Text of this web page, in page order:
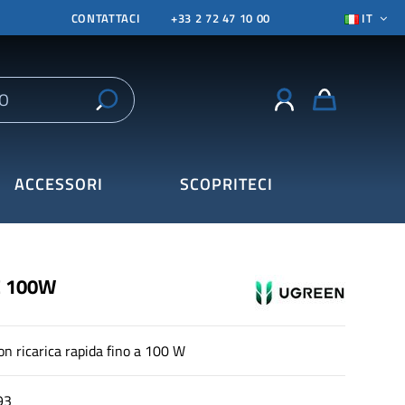
CONTATTACI +33 2 72 47 10 00 IT
ACCESSORI SCOPRITECI
100W
ricarica rapida fino a 100 W